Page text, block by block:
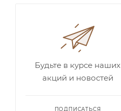
Будьте в курсе наших
акций и новостей
ПОДПИСАТЬСЯ